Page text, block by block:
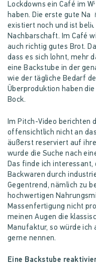
Lockdowns ein Café im
haben. Die erste gute
existiert noch und ist
Nachbarschaft. Im Café
auch richtig gutes Brot.
dass es sich lohnt, mehr
eine Backstube in der
wie der tägliche Bedarf
Überproduktion haben
Bock.
Im Pitch-Video berichten
offensichtlich nicht an
äußerst reserviert auf
wurde die Suche nach
Das finde ich interessant,
Backwaren durch
Gegentrend, nämlich zu
hochwertigen
Massenfertigung nicht
meinen Augen die
Manufaktur, so würde ich
gerne nennen.
Eine Backstube